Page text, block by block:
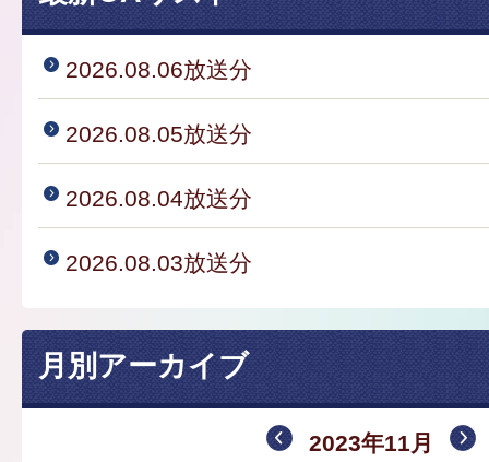
2026.08.06放送分
2026.08.05放送分
2026.08.04放送分
2026.08.03放送分
月別アーカイブ
2023年11月